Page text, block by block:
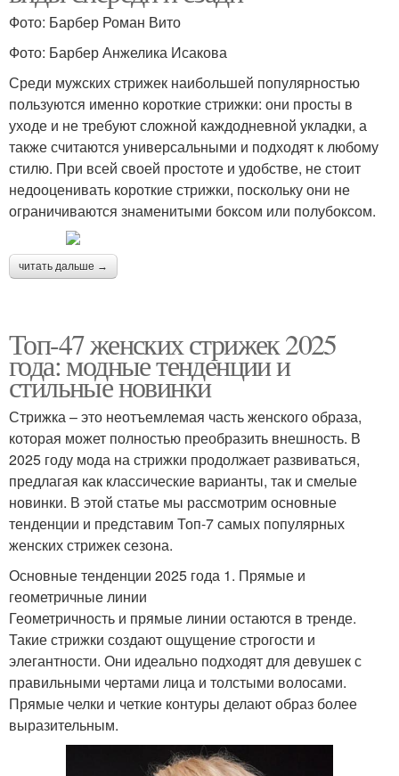
Фото: Барбер Роман Вито
Фото: Барбер Анжелика Исакова
Среди мужских стрижек наибольшей популярностью
пользуются именно короткие стрижки: они просты в
уходе и не требуют сложной каждодневной укладки, а
также считаются универсальными и подходят к любому
стилю. При всей своей простоте и удобстве, не стоит
недооценивать короткие стрижки, поскольку они не
ограничиваются знаменитыми боксом или полубоксом.
читать дальше →
Топ-47 женских стрижек 2025
года: модные тенденции и
стильные новинки
Стрижка – это неотъемлемая часть женского образа,
которая может полностью преобразить внешность. В
2025 году мода на стрижки продолжает развиваться,
предлагая как классические варианты, так и смелые
новинки. В этой статье мы рассмотрим основные
тенденции и представим Топ-7 самых популярных
женских стрижек сезона.
Основные тенденции 2025 года 1. Прямые и
геометричные линии
Геометричность и прямые линии остаются в тренде.
Такие стрижки создают ощущение строгости и
элегантности. Они идеально подходят для девушек с
правильными чертами лица и толстыми волосами.
Прямые челки и четкие контуры делают образ более
выразительным.